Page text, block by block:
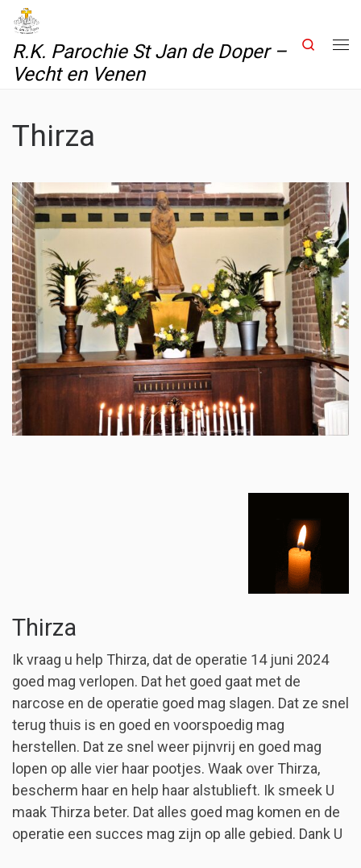
Skip to content
R.K. Parochie St Jan de Doper –
Vecht en Venen
Search
Thirza
Thirza
Ik vraag u help Thirza, dat de operatie 14 juni 2024
goed mag verlopen. Dat het goed gaat met de
narcose en de operatie goed mag slagen. Dat ze snel
terug thuis is en goed en voorspoedig mag
herstellen. Dat ze snel weer pijnvrij en goed mag
lopen op alle vier haar pootjes. Waak over Thirza,
bescherm haar en help haar alstublieft. Ik smeek U
maak Thirza beter. Dat alles goed mag komen en de
operatie een succes mag zijn op alle gebied. Dank U